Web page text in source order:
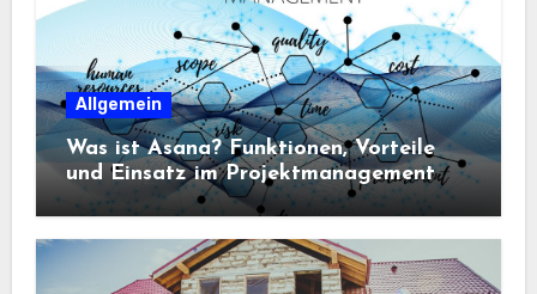
Allgemein
Was ist Asana? Funktionen, Vorteile
und Einsatz im Projektmanagement